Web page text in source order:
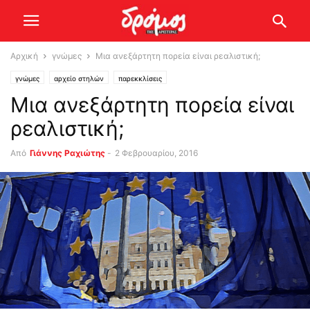
Αρχική γνώμες Μια ανεξάρτητη πορεία είναι ρεαλιστική;
γνώμες αρχείο στηλών παρεκκλίσεις
Μια ανεξάρτητη πορεία είναι
ρεαλιστική;
Από Γιάννης Ραχιώτης - 2 Φεβρουαρίου, 2016